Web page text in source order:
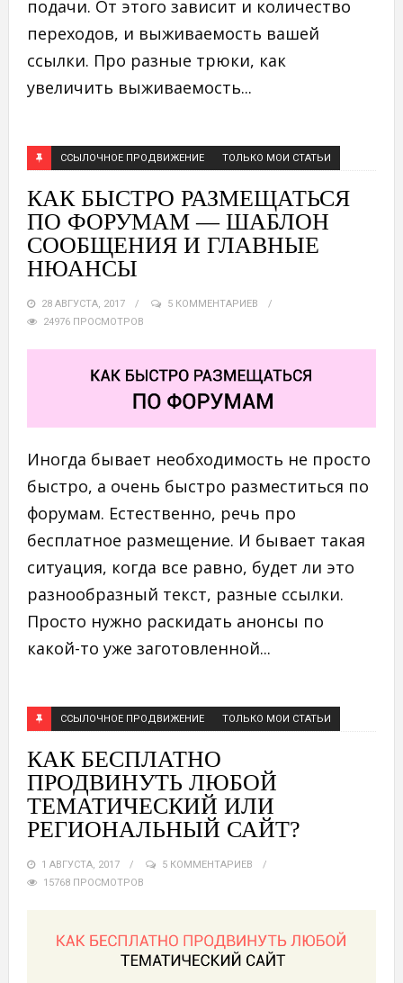
подачи. От этого зависит и количество
переходов, и выживаемость вашей
ссылки. Про разные трюки, как
увеличить выживаемость...
ССЫЛОЧНОЕ ПРОДВИЖЕНИЕ ТОЛЬКО МОИ СТАТЬИ
КАК БЫСТРО РАЗМЕЩАТЬСЯ
ПО ФОРУМАМ — ШАБЛОН
СООБЩЕНИЯ И ГЛАВНЫЕ
НЮАНСЫ
28 АВГУСТА, 2017
5 КОММЕНТАРИЕВ
24976 ПРОСМОТРОВ
Иногда бывает необходимость не просто
быстро, а очень быстро разместиться по
форумам. Естественно, речь про
бесплатное размещение. И бывает такая
ситуация, когда все равно, будет ли это
разнообразный текст, разные ссылки.
Просто нужно раскидать анонсы по
какой-то уже заготовленной...
ССЫЛОЧНОЕ ПРОДВИЖЕНИЕ ТОЛЬКО МОИ СТАТЬИ
КАК БЕСПЛАТНО
ПРОДВИНУТЬ ЛЮБОЙ
ТЕМАТИЧЕСКИЙ ИЛИ
РЕГИОНАЛЬНЫЙ САЙТ?
1 АВГУСТА, 2017
5 КОММЕНТАРИЕВ
15768 ПРОСМОТРОВ